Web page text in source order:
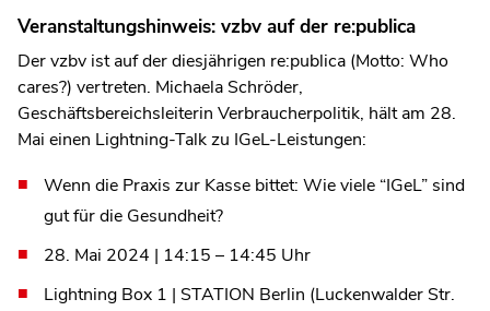
Veranstaltungshinweis: vzbv auf der re:publica
Der vzbv ist auf der diesjährigen re:publica (Motto: Who
cares?) vertreten. Michaela Schröder,
Geschäftsbereichsleiterin Verbraucherpolitik, hält am 28.
Mai einen Lightning-Talk zu IGeL-Leistungen:
Wenn die Praxis zur Kasse bittet: Wie viele “IGeL” sind
gut für die Gesundheit?
28. Mai 2024 | 14:15 – 14:45 Uhr
Lightning Box 1 | STATION Berlin (Luckenwalder Str.